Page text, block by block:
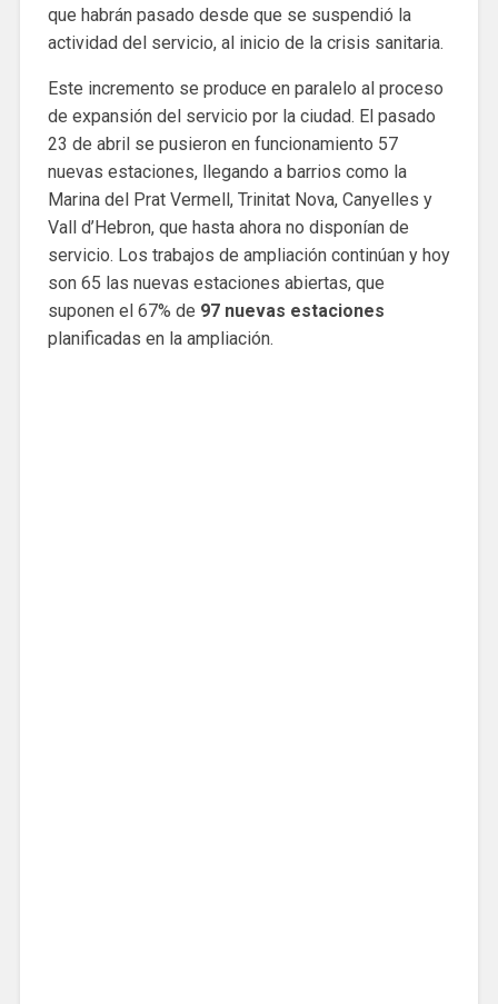
que habrán pasado desde que se suspendió la
actividad del servicio, al inicio de la crisis sanitaria.
Este incremento se produce en paralelo al proceso
de expansión del servicio por la ciudad. El pasado
23 de abril se pusieron en funcionamiento 57
nuevas estaciones, llegando a barrios como la
Marina del Prat Vermell, Trinitat Nova, Canyelles y
Vall d’Hebron, que hasta ahora no disponían de
servicio. Los trabajos de ampliación continúan y hoy
son 65 las nuevas estaciones abiertas, que
suponen el 67% de 97 nuevas estaciones
planificadas en la ampliación.